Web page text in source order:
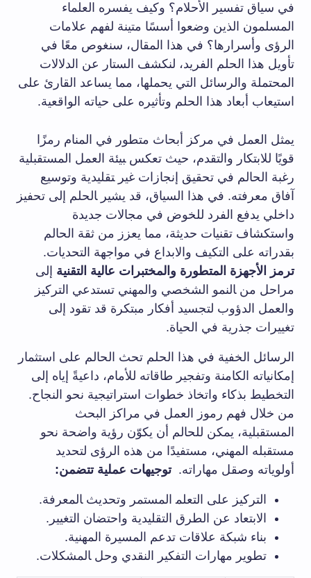
⁤في سياق تفسير⁣ الأحلام؟‍ وكيف يفسره ‌العلماء
المسلمون الذين وضعوا أسسًا متينة لفهم⁢ علامات
‌الرؤى وأسرارها؟ ‌في هذا المقال، سنغوص معًا في
تأويل هذا الحلم الفريد، لنكشف⁤ الستار عن الدلالات⁢
المحتملة والرسائل التي يحملها، مما⁣ يساعد⁣ القارئ على
استيعاب أبعاد​ هذا الحلم ‌وتأثيره على حياته⁢ الواقعية.
يمثل العمل في مركز أبحاث متطور في المنام رمزًا
قويًا للابتكار والتقدم، حيث تعكس ‍بيئة العمل المستقبلية
⁣رغبة الحالم في تحقيق إنجازات غير ‍تقليدية⁢ وتوسيع⁤
آفاق معرفته. في هذا⁢ السياق، ​قد يشير ‍الحلم إلى​ تحفيز⁤
داخلي يدفع ​الفرد للخوض في⁤ مجالات ⁤جديدة
واستكشاف تقنيات حديثة،⁣ مما يعزز⁢ من ثقة‍ الحالم‌
بقدراته على ⁣التكيف والابداع في مواجهة التحديات. ⁣
ترمز⁣ الأجهزة المتطورة والمختبرات عالية⁤ التقنية إلى⁢
مراحل من ‍النمو‌ الشخصي والمهني تستدعي التركيز
والعمل الدؤوب لتجسيد أفكار مبتكرة قد تقود إلى
تغييرات جذرية ⁣في الحياة.
الرسائل‌ الخفية في هذا الحلم تحث الحالم على ⁤استثمار
إمكانياته الكامنة⁤ وتفجير طاقاته للأمام، داعيةً⁣ إياه إلى
التخطيط بذكاء واتخاذ خطوات استراتيجية ⁣نحو النجاح.
من خلال ​فهم رموز العمل في‌ مراكز البحث
المستقبلية،⁢ يمكن​ للحالم​ أن يكوّن رؤية‍ واضحة نحو
مستقبله المهني، مستفيدًا من‌ هذه الرؤى لتحديد⁤
أولوياته وصقل ⁤مهاراته. ​توجيهات عملية تتضمن:
التركيز ‌على التعلم‍ المستمر وتحديث ‍المعرفة.
الابتعاد‌ عن الطرق التقليدية واحتضان ‌التغيير.
بناء شبكة⁢ علاقات ⁢تدعم المسيرة المهنية.
تطوير مهارات التفكير النقدي وحل ‍المشكلات.